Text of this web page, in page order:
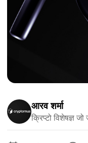
आरव शर्मा
क्रिप्टो विशेषज्ञ